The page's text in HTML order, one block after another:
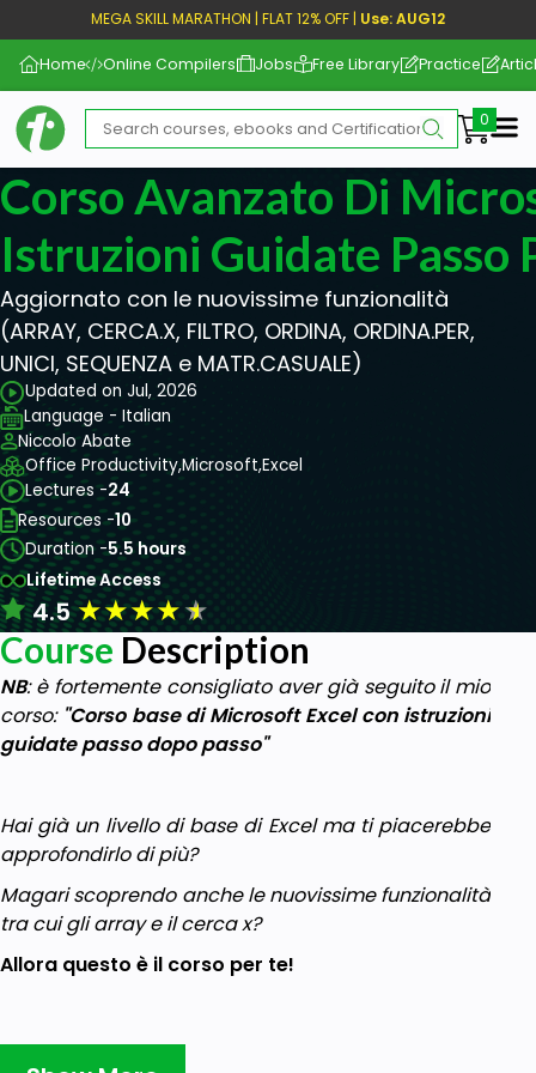
MEGA SKILL MARATHON | FLAT 12% OFF | Use: AUG12
Home Online Compilers Jobs Free Library Practice
Corso Avanzato Di
Istruzioni Guidate Passo
Aggiornato con le nuovissime funzionalità
(ARRAY, CERCA.X, FILTRO, ORDINA, ORDINA.PER,
UNICI, SEQUENZA e MATR.CASUALE)
Updated on Jul, 2026
Language - Italian
Niccolo Abate
Office Productivity,Microsoft,Excel
Lectures -24
Resources -10
Duration -5.5 hours
Lifetime Access
4.5★★★★★
Course Description
NB: è fortemente consigliato aver già seguito il mio
corso: "Corso base di Microsoft Excel con istruzioni
guidate passo dopo passo"
Hai già un livello di base di Excel ma ti piacerebbe
approfondirlo di più?
Magari scoprendo anche le nuovissime funzionalità
tra cui gli array e il cerca x?
Allora questo è il corso per te!
Ti guiderò per farti scoprire le principali funzionalità